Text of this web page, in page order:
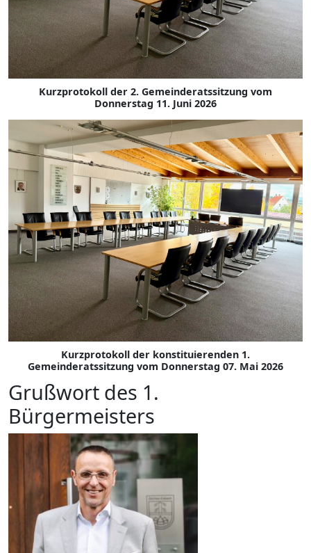
Kurzprotokoll der 2. Gemeinderatssitzung vom
Donnerstag 11. Juni 2026
Kurzprotokoll der konstituierenden 1.
Gemeinderatssitzung vom Donnerstag 07. Mai 2026
Grußwort des 1.
Bürgermeisters